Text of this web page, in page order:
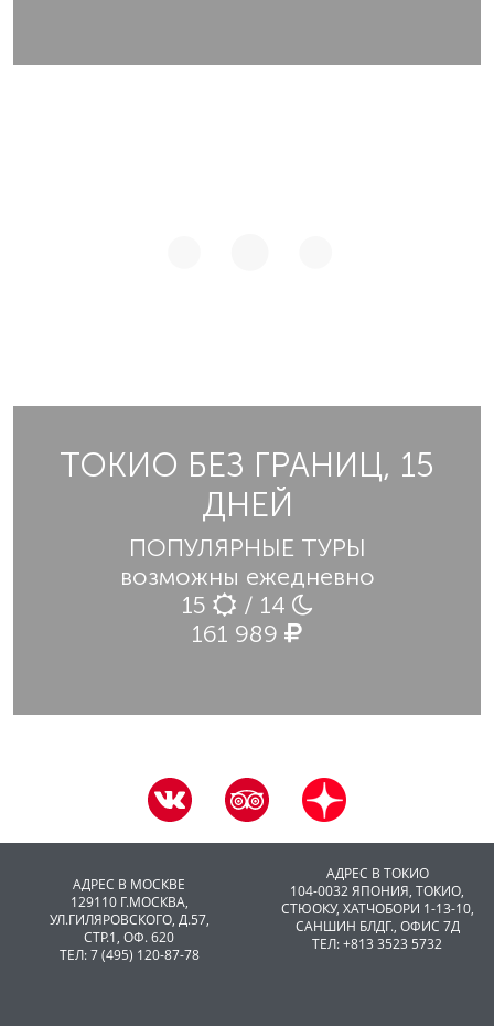
ТОКИО БЕЗ ГРАНИЦ, 15
ДНЕЙ
ПОПУЛЯРНЫЕ ТУРЫ
возможны ежедневно
15
/ 14
161 989
АДРЕС В МОСКВЕ
129110 Г.МОСКВА,
УЛ.ГИЛЯРОВСКОГО, Д.57,
СТР.1, ОФ. 620
ТЕЛ: 7 (495) 120-87-78
АДРЕС В ТОКИО
104-0032 ЯПОНИЯ, ТОКИО,
CТЮОКУ, ХАТЧОБОРИ 1-13-10,
САНШИН БЛДГ., ОФИС 7Д
ТЕЛ: +813 3523 5732